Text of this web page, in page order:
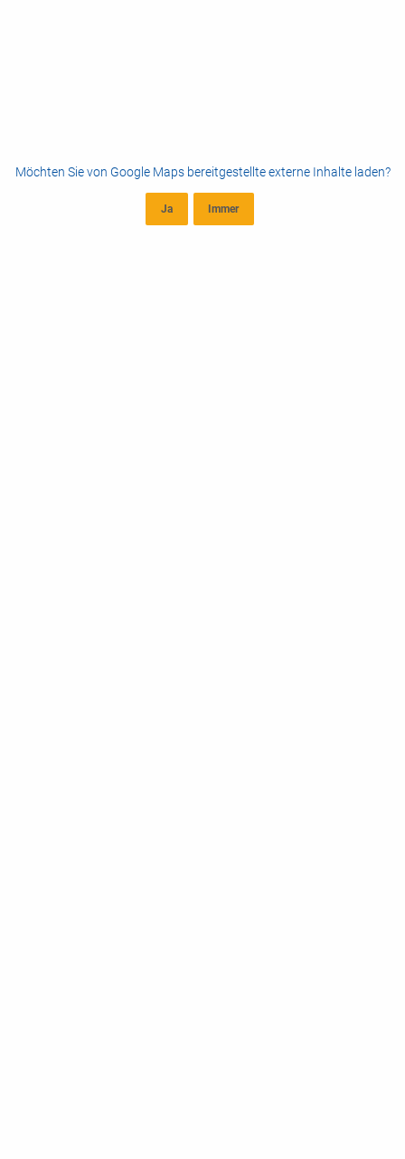
Möchten Sie von Google Mapsbereitgestellte externe Inhalte laden?
Ja Immer